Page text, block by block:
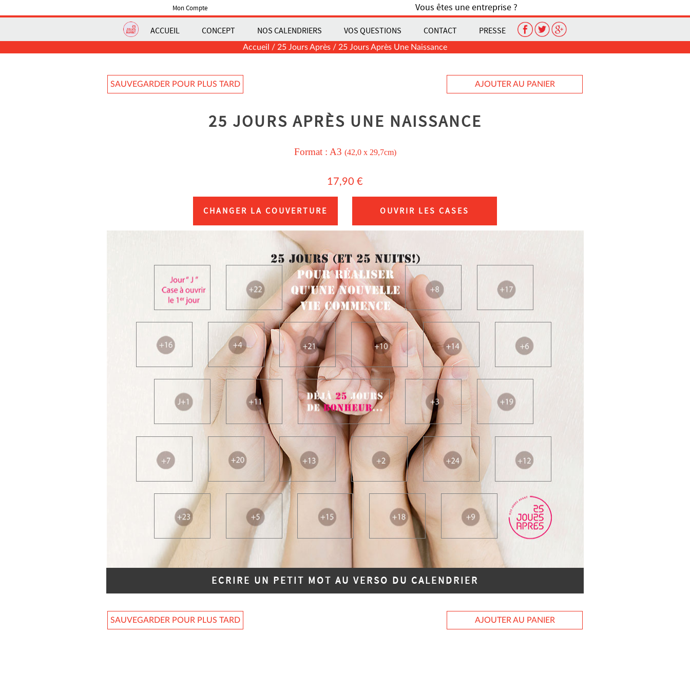
Mon Compte Vous êtes une entreprise ?
ACCUEIL CONCEPT NOS CALENDRIERS VOS QUESTIONS CONTACT PRESSE
Accueil / 25 Jours Après / 25 Jours Après Une Naissance
SAUVEGARDER POUR PLUS TARD AJOUTER AU PANIER
25 JOURS APRÈS UNE NAISSANCE
Format : A3 (42,0 x 29,7cm)
17,90 €
CHANGER LA COUVERTURE OUVRIR LES CASES
ECRIRE UN PETIT MOT AU VERSO DU CALENDRIER
SAUVEGARDER POUR PLUS TARD AJOUTER AU PANIER